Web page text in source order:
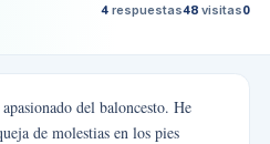
4 respuestas48 visitas0
del baloncesto. He
de molestias en los pies